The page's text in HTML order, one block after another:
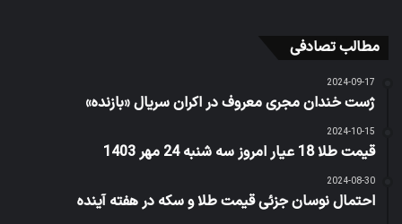
مطالب تصادفی
2024-09-17
ژست خندان مجری معروف در اکران سریال «بازنده»
2024-10-15
قیمت طلا 18 عیار امروز سه شنبه 24 مهر 1403
2024-08-30
احتمال نوسان جزئی قیمت طلا و سکه در هفته آینده